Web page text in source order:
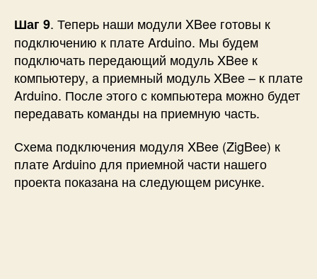
Шаг 9. Теперь наши модули XBee готовы к
подключению к плате Arduino. Мы будем
подключать передающий модуль XBee к
компьютеру, а приемный модуль XBee – к плате
Arduino. После этого с компьютера можно будет
передавать команды на приемную часть.
Схема подключения модуля XBee (ZigBee) к
плате Arduino для приемной части нашего
проекта показана на следующем рисунке.